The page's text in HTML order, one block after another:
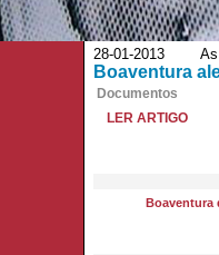
28-01-2013 As
Boaventura
Documentos
LER ARTIGO
Boaventura